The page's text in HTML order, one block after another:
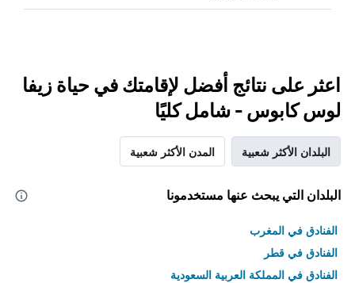
اعثر على نتائج أفضل لإقامتك في حياة زيفا
لوس كابوس - شامل كليًا
البلدان الأكثر شعبية المدن الأكثر شعبية
البلدان التي يبحث عنها مستخدمونا
الفنادق في المغرب
الفنادق في قطر
الفنادق في المملكة العربية السعودية